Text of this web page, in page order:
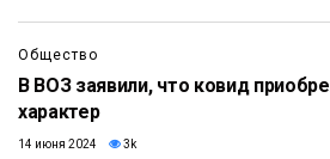
Общество
В ВОЗ заявили, что ковид
характер
14 июня 2024 3k